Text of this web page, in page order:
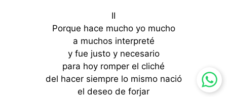
II
Porque hace mucho yo mucho
a muchos interpreté
y fue justo y necesario
para hoy romper el cliché
del hacer siempre lo mismo nació
el deseo de forjar